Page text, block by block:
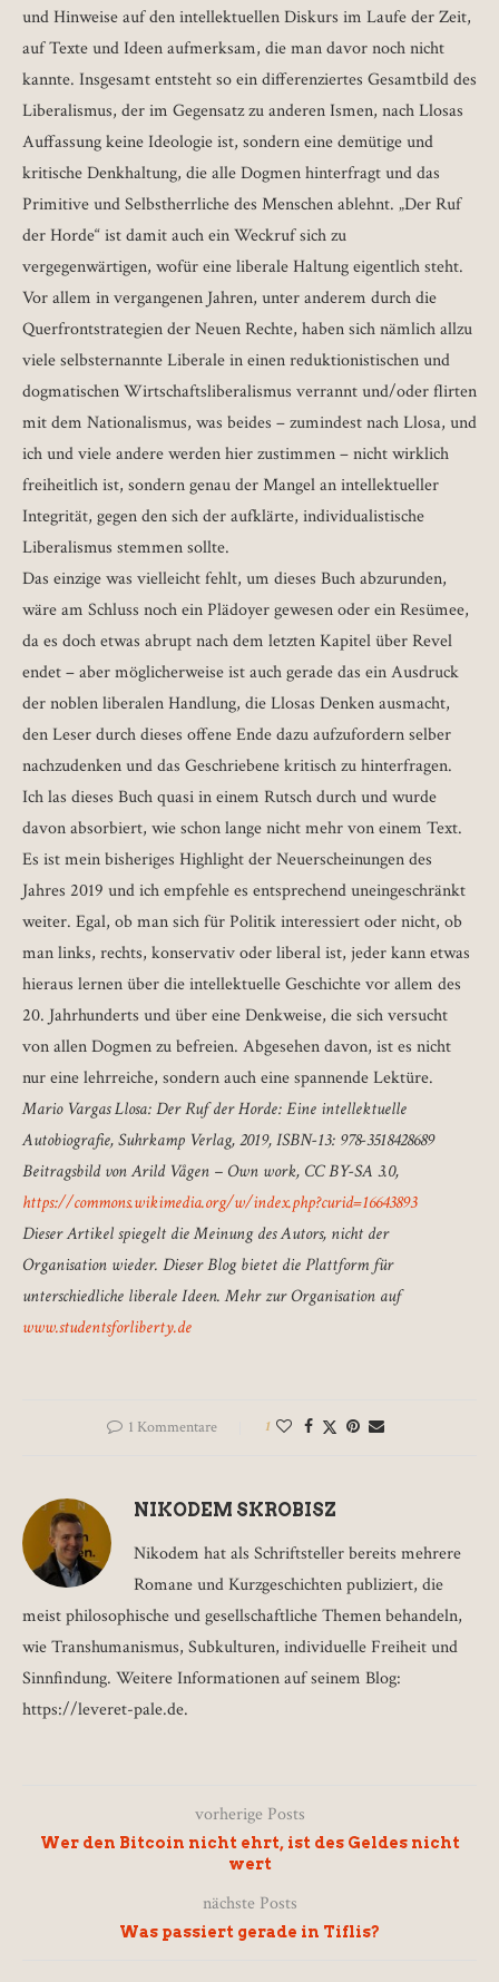
und Hinweise auf den intellektuellen Diskurs im Laufe der Zeit,
auf Texte und Ideen aufmerksam, die man davor noch nicht
kannte. Insgesamt entsteht so ein differenziertes Gesamtbild des
Liberalismus, der im Gegensatz zu anderen Ismen, nach Llosas
Auffassung keine Ideologie ist, sondern eine demütige und
kritische Denkhaltung, die alle Dogmen hinterfragt und das
Primitive und Selbstherrliche des Menschen ablehnt. „Der Ruf
der Horde“ ist damit auch ein Weckruf sich zu
vergegenwärtigen, wofür eine liberale Haltung eigentlich steht.
Vor allem in vergangenen Jahren, unter anderem durch die
Querfrontstrategien der Neuen Rechte, haben sich nämlich allzu
viele selbsternannte Liberale in einen reduktionistischen und
dogmatischen Wirtschaftsliberalismus verrannt und/oder flirten
mit dem Nationalismus, was beides – zumindest nach Llosa, und
ich und viele andere werden hier zustimmen – nicht wirklich
freiheitlich ist, sondern genau der Mangel an intellektueller
Integrität, gegen den sich der aufklärte, individualistische
Liberalismus stemmen sollte.
Das einzige was vielleicht fehlt, um dieses Buch abzurunden,
wäre am Schluss noch ein Plädoyer gewesen oder ein Resümee,
da es doch etwas abrupt nach dem letzten Kapitel über Revel
endet – aber möglicherweise ist auch gerade das ein Ausdruck
der noblen liberalen Handlung, die Llosas Denken ausmacht,
den Leser durch dieses offene Ende dazu aufzufordern selber
nachzudenken und das Geschriebene kritisch zu hinterfragen.
Ich las dieses Buch quasi in einem Rutsch durch und wurde
davon absorbiert, wie schon lange nicht mehr von einem Text.
Es ist mein bisheriges Highlight der Neuerscheinungen des
Jahres 2019 und ich empfehle es entsprechend uneingeschränkt
weiter. Egal, ob man sich für Politik interessiert oder nicht, ob
man links, rechts, konservativ oder liberal ist, jeder kann etwas
hieraus lernen über die intellektuelle Geschichte vor allem des
20. Jahrhunderts und über eine Denkweise, die sich versucht
von allen Dogmen zu befreien. Abgesehen davon, ist es nicht
nur eine lehrreiche, sondern auch eine spannende Lektüre.
Mario Vargas Llosa: Der Ruf der Horde: Eine intellektuelle
Autobiografie, Suhrkamp Verlag, 2019, ISBN-13: 978-3518428689
Beitragsbild von Arild Vågen – Own work, CC BY-SA 3.0,
https://commons.wikimedia.org/w/index.php?curid=16643893
Dieser Artikel spiegelt die Meinung des Autors, nicht der
Organisation wieder. Dieser Blog bietet die Plattform für
unterschiedliche liberale Ideen. Mehr zur Organisation auf
www.studentsforliberty.de
1 Kommentare 1
NIKODEM SKROBISZ
Nikodem hat als Schriftsteller bereits mehrere
Romane und Kurzgeschichten publiziert, die
meist philosophische und gesellschaftliche Themen behandeln,
wie Transhumanismus, Subkulturen, individuelle Freiheit und
Sinnfindung. Weitere Informationen auf seinem Blog:
https://leveret-pale.de.
vorherige Posts
Wer den Bitcoin nicht ehrt, ist des Geldes nicht
wert
nächste Posts
Was passiert gerade in Tiflis?